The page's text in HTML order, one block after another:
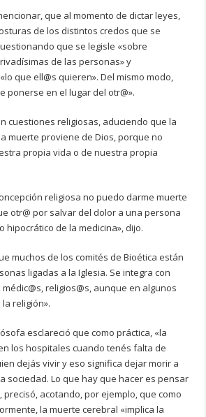
que al momento de dictar leyes,
de los distintos credos que se
que se legisle «sobre
de las personas» y
que ell@s quieren». Del mismo modo,
ponerse en el lugar del otr@».
cuestiones religiosas, aduciendo que la
muerte proviene de Dios, porque no
propia vida o de nuestra propia
religiosa no puedo darme muerte
otr@ por salvar del dolor a una persona
hipocrático de la medicina», dijo.
muchos de los comités de Bioética están
ligadas a la Iglesia. Se integra con
religios@s, aunque en algunos
religión».
esclareció que como práctica, «la
los hospitales cuando tenés falta de
dejás vivir y eso significa dejar morir a
sociedad. Lo que hay que hacer es pensar
precisó, acotando, por ejemplo, que como
la muerte cerebral «implica la